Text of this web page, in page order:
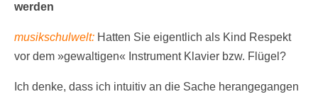
werden
musikschulwelt: Hatten Sie eigentlich als Kind Respekt
vor dem »gewaltigen« Instrument Klavier bzw. Flügel?
Ich denke, dass ich intuitiv an die Sache herangegangen